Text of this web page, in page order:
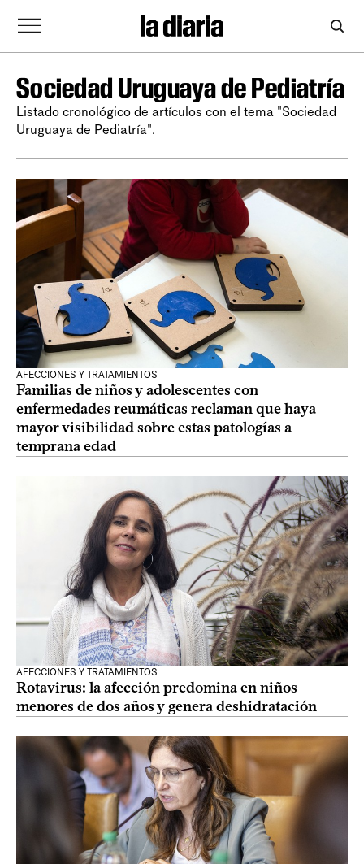
Sociedad Uruguaya de Pediatría
Listado cronológico de artículos con el tema "Sociedad
Uruguaya de Pediatría".
AFECCIONES Y TRATAMIENTOS
Familias de niños y adolescentes con
enfermedades reumáticas reclaman que haya
mayor visibilidad sobre estas patologías a
temprana edad
AFECCIONES Y TRATAMIENTOS
Rotavirus: la afección predomina en niños
menores de dos años y genera deshidratación